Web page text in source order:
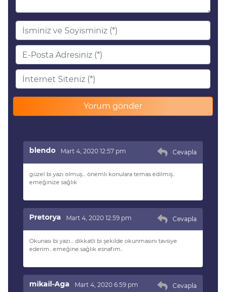
blendo Mart 4, 2020 12:57 pm Cevapla
güzel bi yazı olmuş… önemli konulara temas edilmiş..
emeğinize sağlık
Pretorya Mart 4, 2020 12:59 pm Cevapla
Okunası bi yazı… dikkatli bi şekilde okunmasını tavsiye
ederim.. emeğine sağlık esnafım..
mikail-Aga Mart 4, 2020 6:59 pm Cevapla